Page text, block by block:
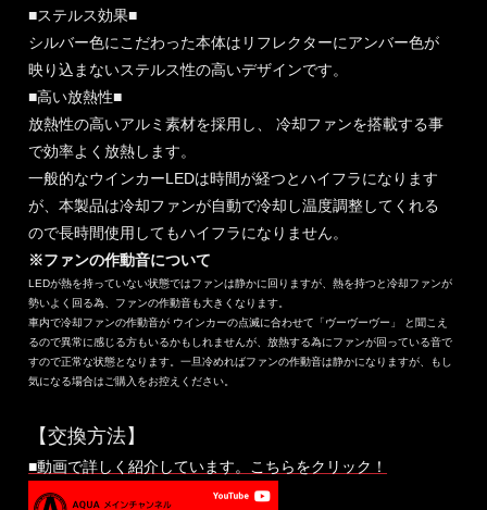
■ステルス効果■
シルバー色にこだわった本体はリフレクターにアンバー色が
映り込まないステルス性の高いデザインです。
■高い放熱性■
放熱性の高いアルミ素材を採用し、 冷却ファンを搭載する事
で効率よく放熱します。
一般的なウインカーLEDは時間が経つとハイフラになります
が、本製品は冷却ファンが自動で冷却し温度調整してくれる
ので長時間使用してもハイフラになりません。
※ファンの作動音について
LEDが熱を持っていない状態ではファンは静かに回りますが、熱を持つと冷却ファンが
勢いよく回る為、ファンの作動音も大きくなります。
車内で冷却ファンの作動音が ウインカーの点滅に合わせて「ヴーヴーヴー」 と聞こえ
るので異常に感じる方もいるかもしれませんが、放熱する為にファンが回っている音で
すので正常な状態となります。一旦冷めればファンの作動音は静かになりますが、もし
気になる場合はご購入をお控えください。
【交換方法】
■動画で詳しく紹介しています。こちらをクリック！